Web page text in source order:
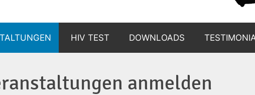
HIV TEST DOWNLOADS
an­melden